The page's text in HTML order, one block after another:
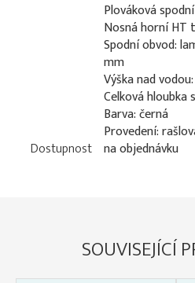
Plováková
Nosná horní HT
Spodní obvod:
mm
Výška nad
Celková hloubka
Barva: černá
Provedení:
Dostupnost na objednávku
SOUVISEJÍCÍ